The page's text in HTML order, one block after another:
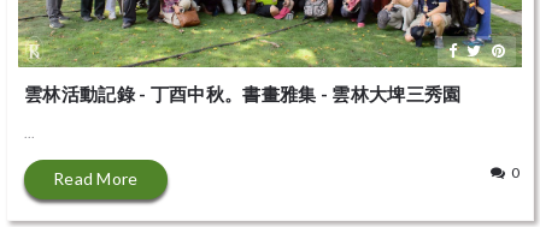
雲林活動記錄 - 丁酉中秋。書畫雅集 - 雲林大埤三秀園
...
Read More 0